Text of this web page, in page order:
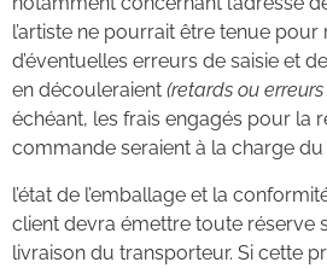
l’artiste ne pourrait être tenue
d’éventuelles erreurs de saisie et
en découleraient (retards ou
échéant, les frais engagés pour la
commande seraient à la charge du
l’état de l’emballage et la
client devra émettre toute réserve
livraison du transporteur. Si cette